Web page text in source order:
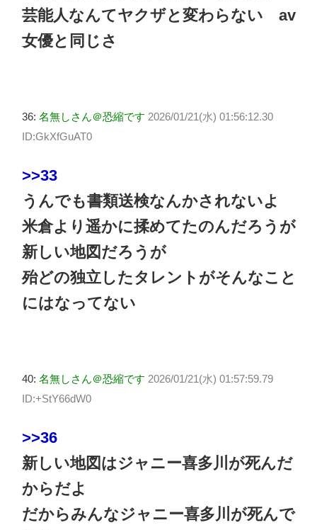
芸能人なんてヤクザと変わらない av
女優と同じさ
36: 名無しさん＠恐縮です 2026/01/21(水) 01:56:12.30
ID:GkXfGuAT0
>>33
うんでも書類送検なんかされないよ
米倉より遥かに揉めてたのんだろうが
新しい地図だろうが
殆どの独立したタレントがそんなこと
にはなってない
40: 名無しさん＠恐縮です 2026/01/21(水) 01:57:59.79
ID:+StY66dW0
>>36
新しい地図はジャニー喜多川が死んだ
からだよ
だからみんなジャニー喜多川が死んで